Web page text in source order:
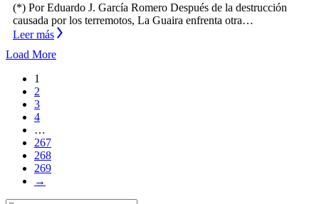
(*) Por Eduardo J. García Romero Después de la destrucción
causada por los terremotos, La Guaira enfrenta otra…
Leer más
Load More
1
2
3
4
…
267
268
269
→